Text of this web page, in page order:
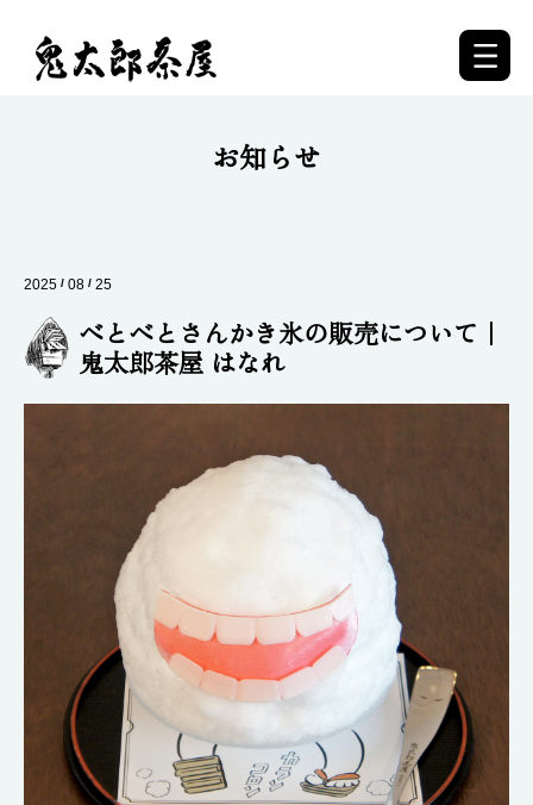
お知らせ
2025 / 08 / 25
べとべとさんかき氷の販売について｜
鬼太郎茶屋 はなれ